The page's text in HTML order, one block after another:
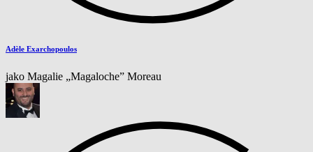
Adèle Exarchopoulos
jako Magalie „Magaloche” Moreau